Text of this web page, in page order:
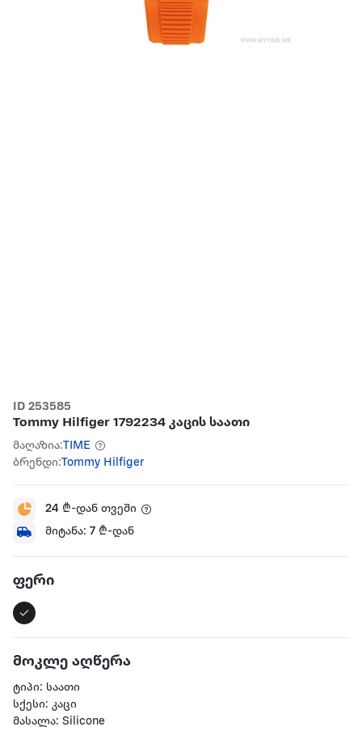
ID 253585
Tommy Hilfiger 1792234 კაცის საათი
მაღაზია:TIME
ბრენდი:Tommy Hilfiger
24 ₾-დან თვეში
მიტანა: 7 ₾-დან
ფერი
მოკლე აღწერა
ტიპი: საათი
სქესი: კაცი
მასალა: Silicone